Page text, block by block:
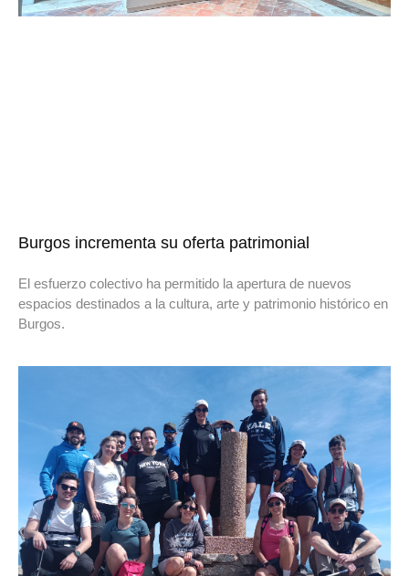
Burgos incrementa su oferta patrimonial
El esfuerzo colectivo ha permitido la apertura de nuevos
espacios destinados a la cultura, arte y patrimonio histórico en
Burgos.